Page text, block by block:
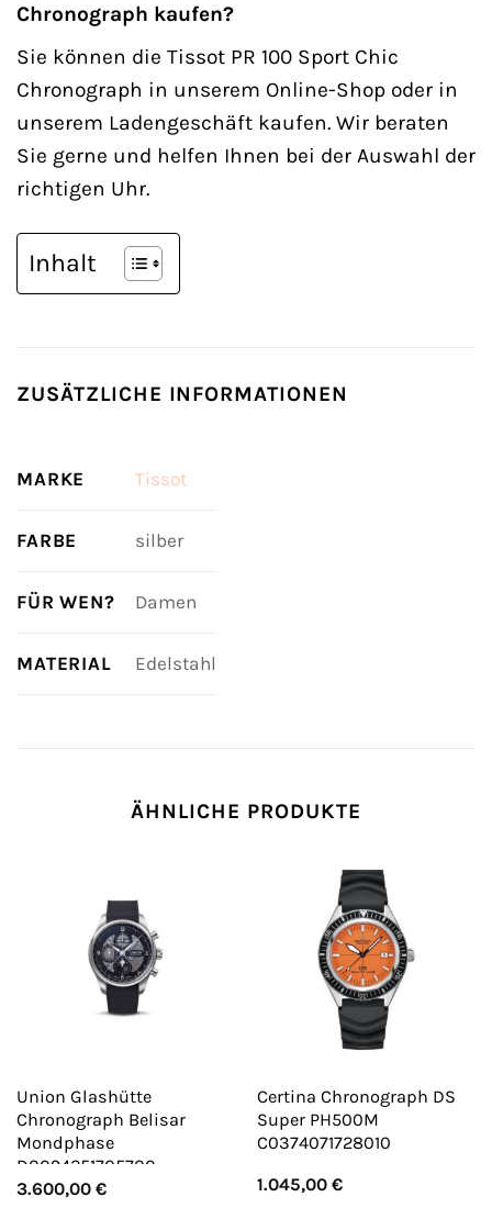
Chronograph kaufen?
Sie können die Tissot PR 100 Sport Chic
Chronograph in unserem Online-Shop oder in
unserem Ladengeschäft kaufen. Wir beraten
Sie gerne und helfen Ihnen bei der Auswahl der
richtigen Uhr.
Inhalt
ZUSÄTZLICHE INFORMATIONEN
MARKE Tissot
FARBE silber
FÜR WEN? Damen
MATERIAL Edelstahl
ÄHNLICHE PRODUKTE
Union Glashütte
Chronograph Belisar
Mondphase
D0094251705700
3.600,00 €
Certina Chronograph DS
Super PH500M
C0374071728010
1.045,00 €